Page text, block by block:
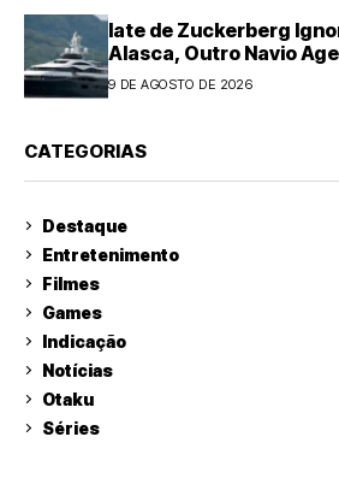
Iate de Zuckerberg
Alasca, Outro Navio Age
9 DE AGOSTO DE 2026
CATEGORIAS
Destaque
Entretenimento
Filmes
Games
Indicação
Notícias
Otaku
Séries